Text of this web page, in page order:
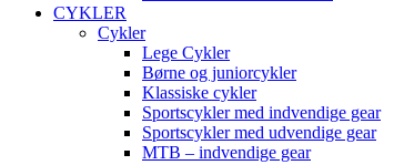
CYKLER
Cykler
Lege Cykler
Børne og juniorcykler
Klassiske cykler
Sportscykler med indvendige gear
Sportscykler med udvendige gear
MTB – indvendige gear